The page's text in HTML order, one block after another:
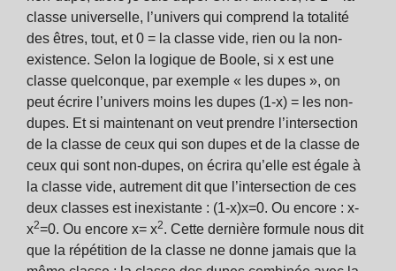
classe universelle, l’univers qui comprend la totalité
des êtres, tout, et 0 = la classe vide, rien ou la non-
existence. Selon la logique de Boole, si x est une
classe quelconque, par exemple « les dupes », on
peut écrire l’univers moins les dupes (1-x) = les non-
dupes. Et si maintenant on veut prendre l’intersection
de la classe de ceux qui son dupes et de la classe de
ceux qui sont non-dupes, on écrira qu’elle est égale à
la classe vide, autrement dit que l’intersection de ces
deux classes est inexistante : (1-x)x=0. Ou encore : x-
x2=0. Ou encore x= x2. Cette dernière formule nous dit
que la répétition de la classe ne donne jamais que la